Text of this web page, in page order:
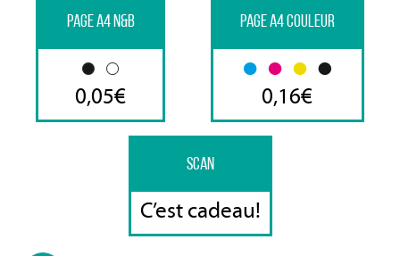
PAGE A4 N&B
0,05€
PAGE A4 COULEUR
0,16€
SCAN
C’est cadeau!